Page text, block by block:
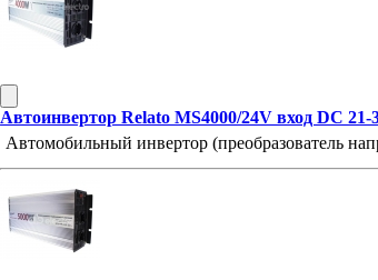
Автоинвертор Relato MS4000/24V вход DC
Автомобильный инвертор (преобразователь